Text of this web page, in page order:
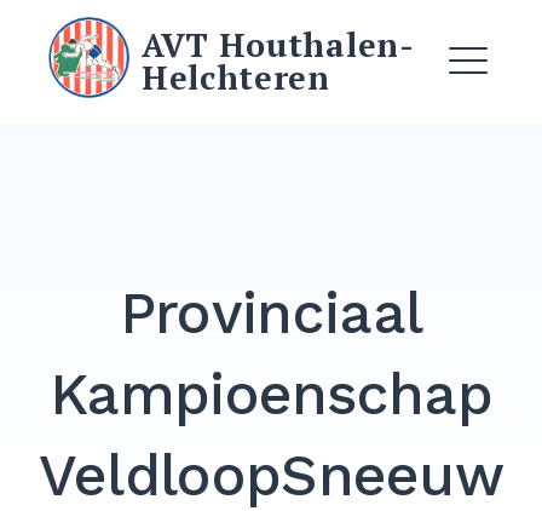
AVT Houthalen-
Helchteren
EXPAND
Provinciaal
Kampioenschap
VeldloopSneeuw